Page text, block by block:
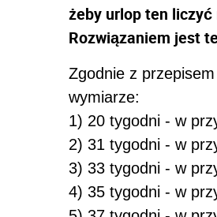
żeby urlop ten
Rozwiązaniem jest
Zgodnie z
wymiarze:
1) 20 tygodni - w
2) 31 tygodni - w
3) 33 tygodni - w
4) 35 tygodni - w